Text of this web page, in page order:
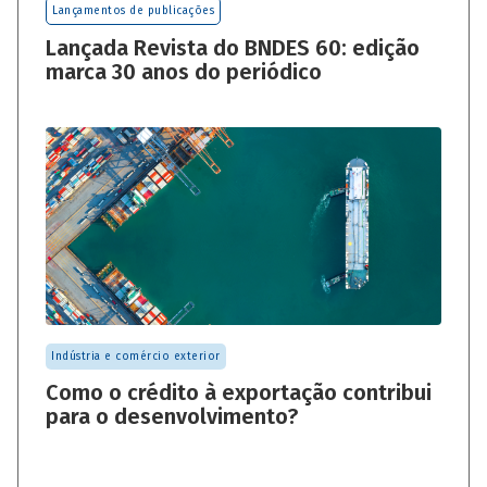
Lançamentos de publicações
Lançada Revista do BNDES 60: edição
marca 30 anos do periódico
Indústria e comércio exterior
Como o crédito à exportação contribui
para o desenvolvimento?